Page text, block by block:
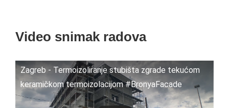
Video snimak radova
Zagreb - Termoizoliranje stubišta zgrade tekućom
keramičkom termoizolacijom #BronyaFacade